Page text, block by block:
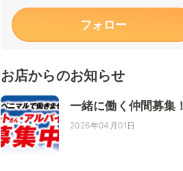
フォロー
お店からのお知らせ
一緒に働く仲間募集！
2026年04月01日